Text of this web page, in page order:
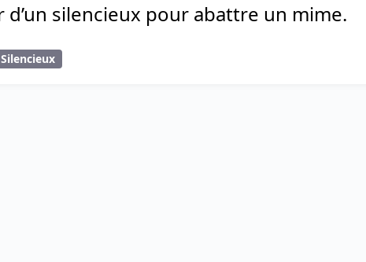
silencieux pour abattre un mime.
Silencieux